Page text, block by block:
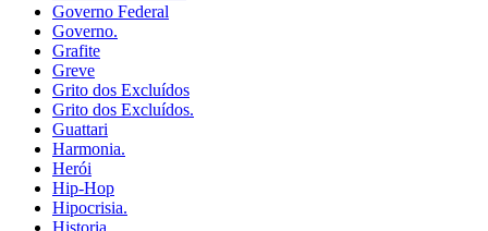
Governo Federal
Governo.
Grafite
Greve
Grito dos Excluídos
Grito dos Excluídos.
Guattari
Harmonia.
Herói
Hip-Hop
Hipocrisia.